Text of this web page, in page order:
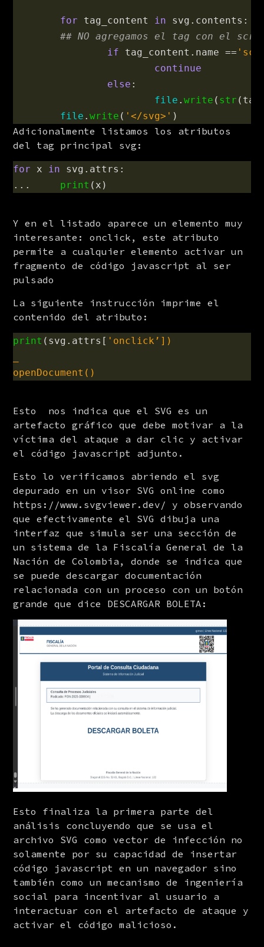
for tag_content in svg . contents :
if tag_content . name == '
continue
else :
file .write ( str (
file .write ( '</svg> ' )
Adicionalmente listamos los atributos
del tag principal svg:
for x in svg . attrs :
...
print ( x )
Y en el listado aparece un elemento muy
interesante: onclick, este atributo
permite a cualquier elemento activar un
fragmento de código javascript al ser
pulsado
La siguiente instrucción imprime el
contenido del atributo:
print ( svg . attrs [ ' onclick’])
Esto  nos indica que el SVG es un
artefacto gráfico que debe motivar a la
víctima del ataque a dar clic y activar
el código javascript adjunto.
Esto lo verificamos abriendo el svg
depurado en un visor SVG online como
https://www.svgviewer.dev/ y observando
que efectivamente el SVG dibuja una
interfaz que simula ser una sección de
un sistema de la Fiscalía General de la
Nación de Colombia, donde se indica que
se puede descargar documentación
relacionada con un proceso con un botón
grande que dice DESCARGAR BOLETA:
Esto finaliza la primera parte del
análisis concluyendo que se usa el
archivo SVG como vector de infección no
solamente por su capacidad de insertar
código javascript en un navegador sino
también como un mecanismo de ingeniería
social para incentivar al usuario a
interactuar con el artefacto de ataque y
activar el código malicioso.